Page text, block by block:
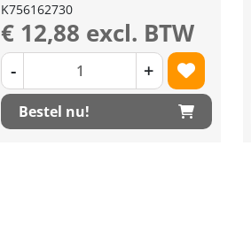
K756162730
€ 12,88 excl. BTW
- +
Bestel nu!